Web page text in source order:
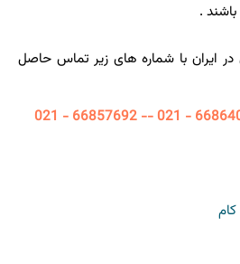
.
در ایران با شماره های زیر تماس حاصل